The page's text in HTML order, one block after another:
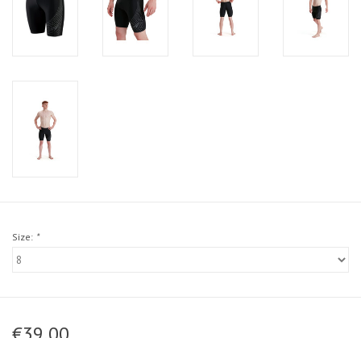
Size: *